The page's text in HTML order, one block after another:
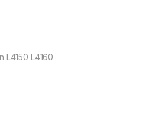
L4150 L4160